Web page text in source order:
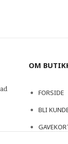
OM
FORSIDE
BLI